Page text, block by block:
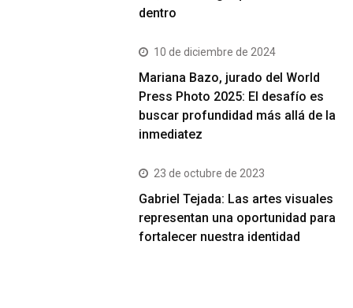
dentro
10 de diciembre de 2024
Mariana Bazo, jurado del World
Press Photo 2025: El desafío es
buscar profundidad más allá de la
inmediatez
23 de octubre de 2023
Gabriel Tejada: Las artes visuales
representan una oportunidad para
fortalecer nuestra identidad